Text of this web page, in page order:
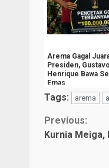
Arema Gagal
Presiden, Gustavo
Henrique Bawa
Emas
Tags: arema
Continue
Previous:
Kurnia